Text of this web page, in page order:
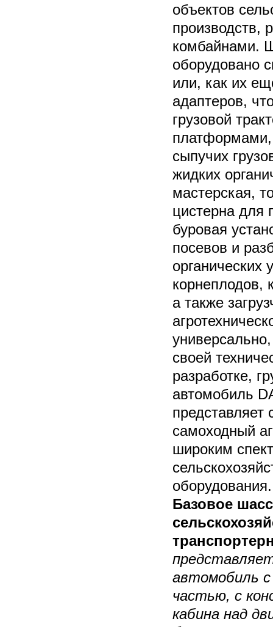
объектов
производств,
комбайнами.
оборудовано
или, как их
адаптеров,
грузовой
платформами,
сыпучих
жидких
мастерская,
цистерна для
буровая
посевов и
органических
корнеплодов,
а также
своей
разработке,
автомобиль
представляет
самоходный
широким
оборудования.
Базовое
автомобиль с
частью, с
кабина над